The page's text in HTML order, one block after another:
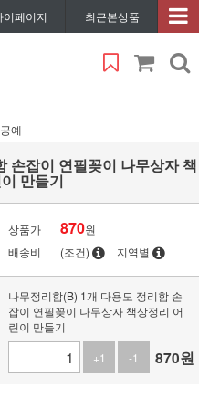
이페이지 최근본상품
예
손잡이 연필꽂이 나무상자 책
만들기
상품가 870원
배송비
(조건) 지역별
나무정리함(B) 1개 다용도 정리함 손
잡이 연필꽂이 나무상자 책상정리 어
린이 만들기
+1
-1 870원